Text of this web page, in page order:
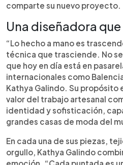
comparte su nuevo proyecto.
Una diseñadora
“Lo hecho a mano es
técnica que trasciende. No
que hoy en día está en
internacionales como
Kathya Galindo. Su propósito
valor del trabajo artesanal
identidad y sofisticación,
grandes casas de moda del
En cada una de sus piezas,
orgullo, Kathya Galindo